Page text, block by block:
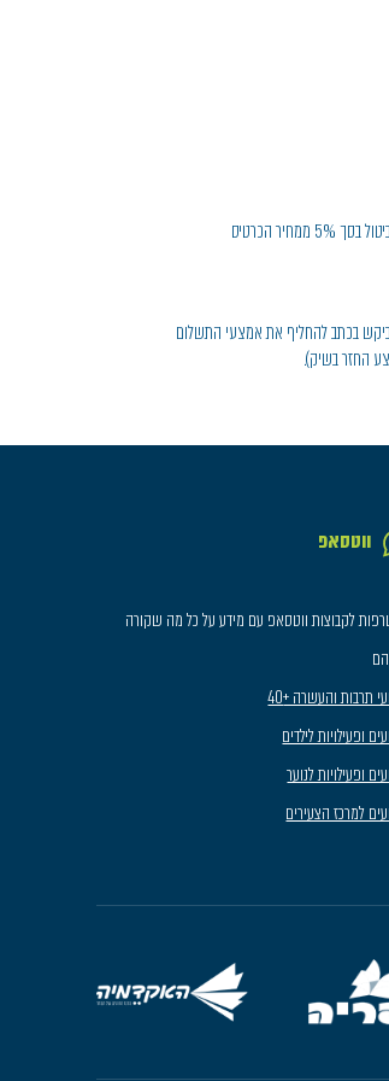
בכתב להחליף את אמצעי התשלום
החזר בשיק).
ווטסאפ
לקבוצות ווטסאפ עם מידע על כל מה שקורה
תרבות והעשרה +40
ופעילויות לילדים
ופעילויות לנוער
למרכז הצעירים